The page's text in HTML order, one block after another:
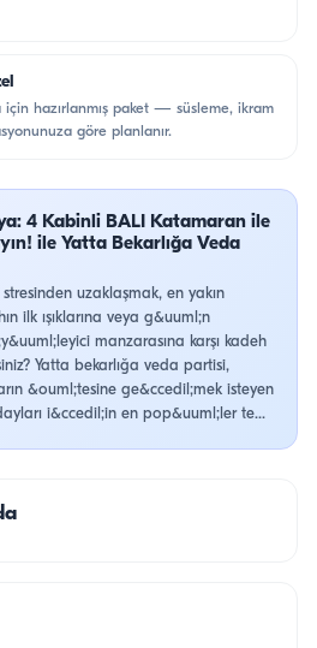
için hazırlanmış paket — süsleme, ikram
göre planlanır.
4 Kabinli BALI Katamaran ile
ile Yatta Bekarlığa Veda
uzaklaşmak, en yakın
ilk ışıklarına veya g&uuml;n
manzarasına karşı kadeh
Yatta bekarlığa veda partisi,
&ouml;tesine ge&ccedil;mek isteyen
i&ccedil;in en pop&uuml;ler te...